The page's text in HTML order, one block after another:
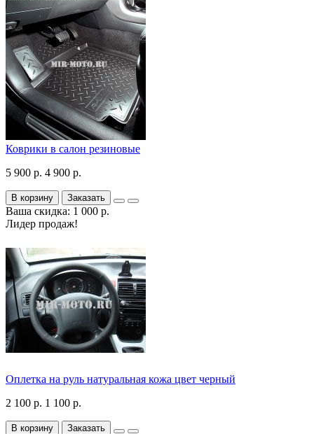
Коврики в салон резиновые
5 900 р. 4 900 р.
В корзину Заказать
Ваша скидка: 1 000 р.
Лидер продаж!
Оплетка на руль натуральная кожа цвет черный
2 100 р. 1 100 р.
В корзину Заказать